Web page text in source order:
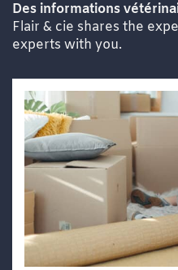
Des informations
Flair & cie shares the
experts with you.